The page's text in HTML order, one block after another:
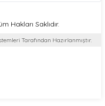
Hakları Saklıdır.
Tarafından Hazırlanmıştır.